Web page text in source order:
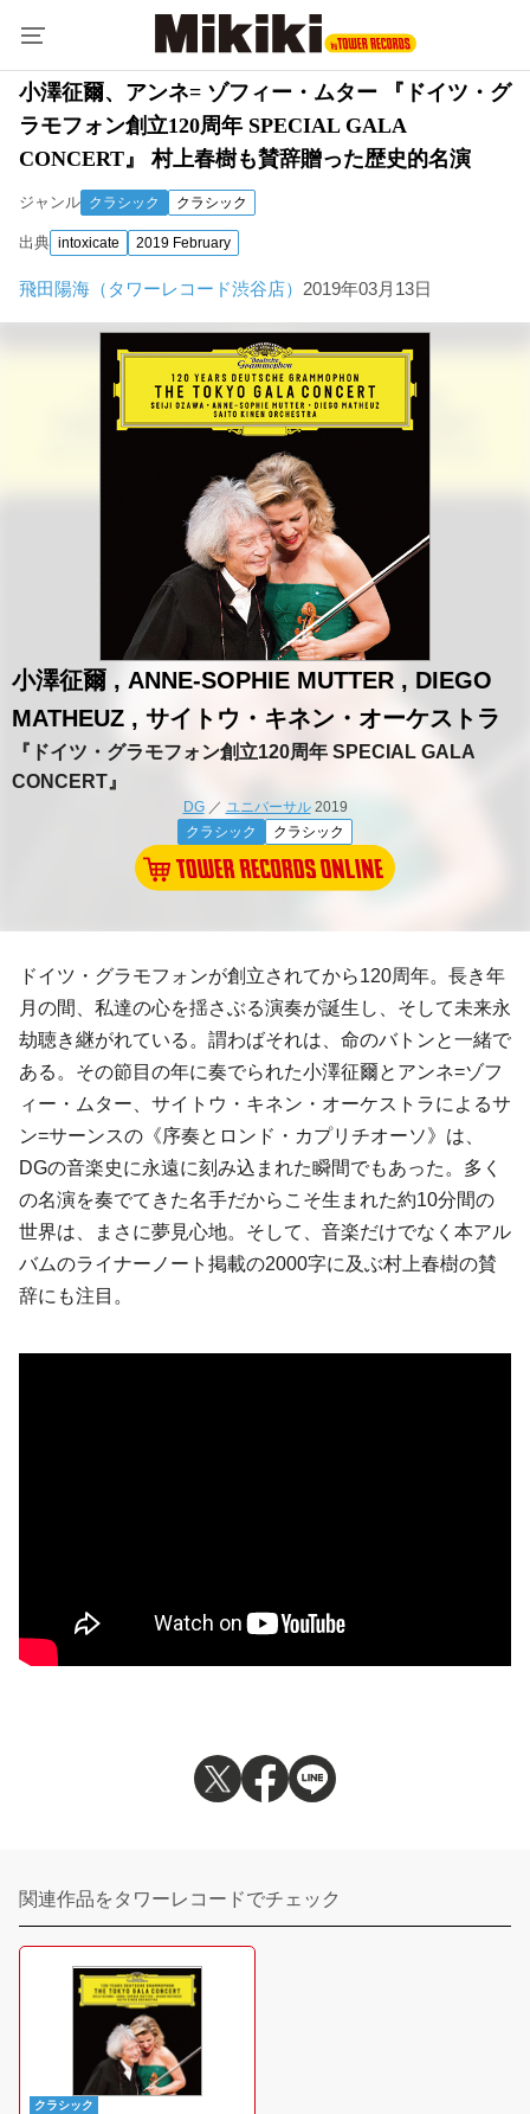
小澤征爾、アンネ= ゾフィー・ムター 『ドイツ・グ
ラモフォン創立120周年 SPECIAL GALA
CONCERT』 村上春樹も賛辞贈った歴史的名演
ジャンル クラシック クラシック
出典 intoxicate 2019 February
飛田陽海（タワーレコード渋谷店） 2019年03月13日
小澤征爾 , ANNE-SOPHIE MUTTER , DIEGO
MATHEUZ , サイトウ・キネン・オーケストラ
『ドイツ・グラモフォン創立120周年 SPECIAL GALA
CONCERT』
DG／ ユニバーサル2019
クラシック
クラシック
ドイツ・グラモフォンが創立されてから120周年。長き年
月の間、私達の心を揺さぶる演奏が誕生し、そして未来永
劫聴き継がれている。謂わばそれは、命のバトンと一緒で
ある。その節目の年に奏でられた小澤征爾とアンネ=ゾフ
ィー・ムター、サイトウ・キネン・オーケストラによるサ
ン=サーンスの《序奏とロンド・カプリチオーソ》は、
DGの音楽史に永遠に刻み込まれた瞬間でもあった。多く
の名演を奏でてきた名手だからこそ生まれた約10分間の
世界は、まさに夢見心地。そして、音楽だけでなく本アル
バムのライナーノート掲載の2000字に及ぶ村上春樹の賛
辞にも注目。
関連作品をタワーレコードでチェック
クラシック